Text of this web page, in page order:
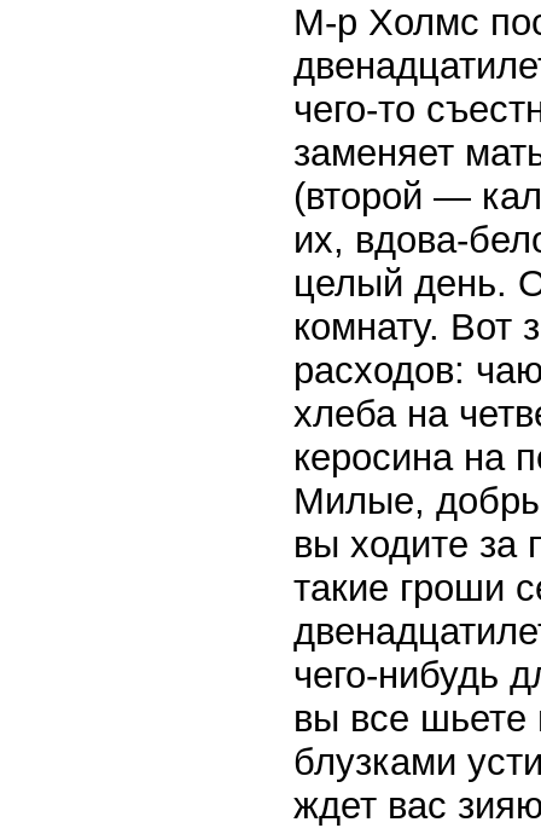
М-р Холмс
чего-то
заменяет
(второй —
их, вдова-
целый день.
комнату. Вот
расходов:
хлеба на
керосина на
Милые,
вы ходите за
такие гроши
чего-нибудь
вы все шьете
блузками
ждет вас